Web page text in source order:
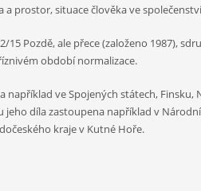
prostor, situace člověka ve
Pozdě, ale přece (založeno 1987),
období normalizace.
ve Spojených státech, Finsku,
jeho díla zastoupena například v
kraje v Kutné Hoře.